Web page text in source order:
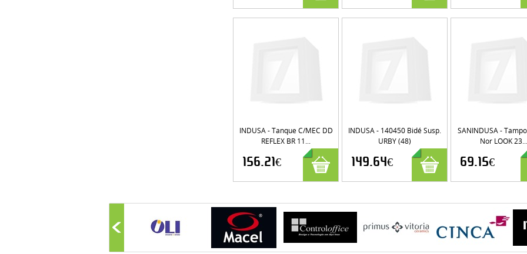
INDUSA - Tanque C/MEC DD
REFLEX BR 11...
156.21€
INDUSA - 140450 Bidé Susp.
URBY (48)
149.64€
SANINDUSA -
Nor LOOK 23...
69.15€